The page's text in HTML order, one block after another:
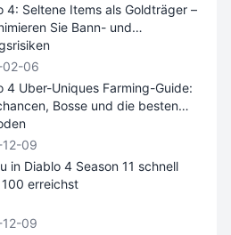
4: Seltene Items als Goldträger –
Sie Bann- und
02-06
4 Uber-Uniques Farming-Guide:
Bosse und die besten
09
in Diablo 4 Season 11 schnell
erreichst
09